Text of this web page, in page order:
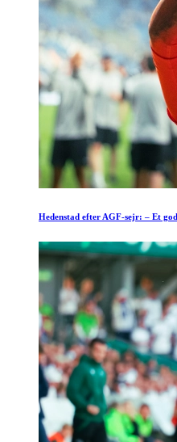
Hedenstad efter AGF-sejr: – Et